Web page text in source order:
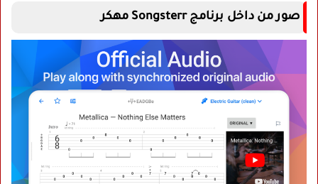
صور من داخل برنامج Songsterr مهكر